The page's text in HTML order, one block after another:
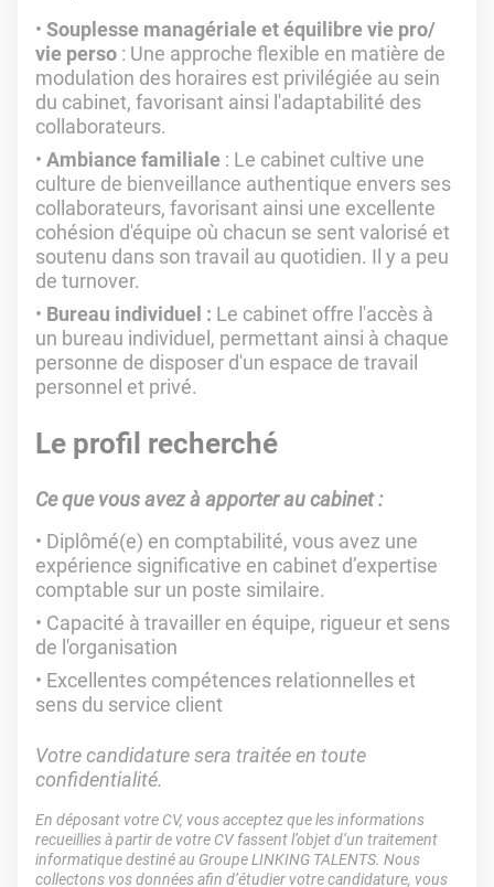
Souplesse managériale et équilibre vie pro/
vie perso : Une approche flexible en matière de
modulation des horaires est privilégiée au sein
du cabinet, favorisant ainsi l'adaptabilité des
collaborateurs.
Ambiance familiale : Le cabinet cultive une
culture de bienveillance authentique envers ses
collaborateurs, favorisant ainsi une excellente
cohésion d'équipe où chacun se sent valorisé et
soutenu dans son travail au quotidien. Il y a peu
de turnover.
Bureau individuel : Le cabinet offre l'accès à
un bureau individuel, permettant ainsi à chaque
personne de disposer d'un espace de travail
personnel et privé.
Le profil recherché
Ce que vous avez à apporter au cabinet :
Diplômé(e) en comptabilité, vous avez une
expérience significative en cabinet d’expertise
comptable sur un poste similaire.
Capacité à travailler en équipe, rigueur et sens
de l'organisation
Excellentes compétences relationnelles et
sens du service client
Votre candidature sera traitée en toute
confidentialité.
En déposant votre CV, vous acceptez que les informations
recueillies à partir de votre CV fassent l’objet d’un traitement
informatique destiné au Groupe LINKING TALENTS. Nous
collectons vos données afin d’étudier votre candidature, vous